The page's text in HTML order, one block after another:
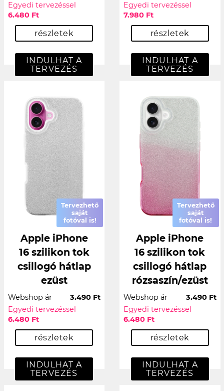
Egyedi tervezéssel
6.480 Ft
részletek
INDULHAT A
TERVEZÉS
Egyedi tervezéssel
7.980 Ft
részletek
INDULHAT A
TERVEZÉS
Tervezhető
saját
fotóval is!
Apple iPhone
16 szilikon tok
csillogó hátlap
ezüst
Webshop ár
3.490 Ft
Egyedi tervezéssel
6.480 Ft
részletek
INDULHAT A
TERVEZÉS
Tervezhető
saját
fotóval is!
Apple iPhone
16 szilikon tok
csillogó hátlap
rózsaszín/ezüst
Webshop ár
3.490 Ft
Egyedi tervezéssel
6.480 Ft
részletek
INDULHAT A
TERVEZÉS